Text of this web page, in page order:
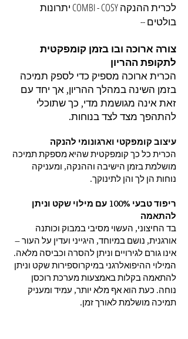
לכרית ההנקה COMBI - COSY יתרונות
בולטים --
צורה ארוכה ובו בזמן קומפקטית
לתקופת ההריון
הכרית ארוכה מספיק כדי לספק תמיכה
בזמן השינה במהלך ההריון, אך יחד עם
זאת אינה מגושמת מדי, כך שתוכלי
להתהפך מצד לצד בנוחות.
עיצוב קומפקטי וארגונומי להנקה
הכרית כל כך קומפקטית שהיא מספקת תמיכה
מושלמת בזמן הישיבה וההנקה, ומעניקה
נוחות הן לך והן לתינוקך.
ריפוד טבעי 100% עם מילוי שקט וניתן
להתאמה
בד החיצוני, העשוי מסיבי במבוק וכותנה
אורגנית, נושם במיוחד, היגייני ועדין על העור –
אינו גורם לגירויים וניתן להסרה וכביסה מלאה.
המילוי ההיפואלרגני במיקרוספירות שקט וניתן
להתאמה בקלות באמצעות מערכת רוכסן
נוחה. כעת הוא אף מלא יותר, עמיד ומעניק
תמיכה מושלמת לאורך זמן.